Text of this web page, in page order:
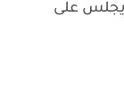
يجلس على